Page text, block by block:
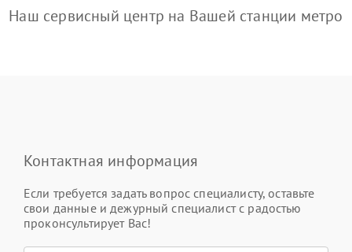
Наш сервисный центр на Вашей станции метро
Контактная информация
Если требуется задать вопрос специалисту, оставьте
свои данные и дежурный специалист с радостью
проконсультирует Вас!